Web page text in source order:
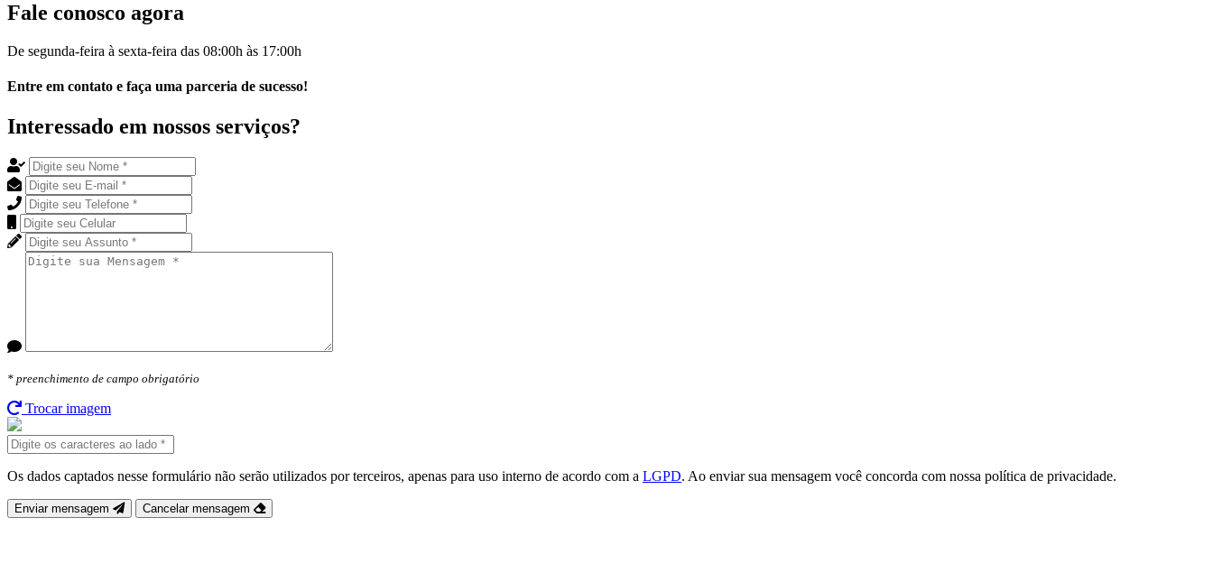
Fale conosco agora
De segunda-feira à sexta-feira das 08:00h às 17:00h
Entre em contato e faça uma parceria de sucesso!
Interessado em nossos serviços?
* preenchimento de campo obrigatório
Trocar imagem
Os dados captados nesse formulário não serão utilizados por terceiros, apenas para uso interno de acordo com a LGPD. Ao enviar sua mensagem você concorda com nossa política de privacidade.
Enviar mensagem Cancelar mensagem